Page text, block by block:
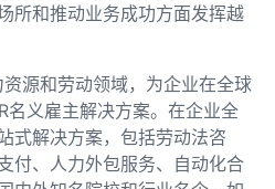
所和推动业务成功方面发挥越
源和劳动领域，为企业在全球
名义雇主解决方案。在企业全
式解决方案，包括劳动法咨
付、人力外包服务、自动化合